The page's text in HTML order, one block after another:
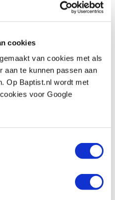
cookies
van cookies met als
aan te kunnen passen aan
Op Baptist.nl wordt met
voor Google
nathout